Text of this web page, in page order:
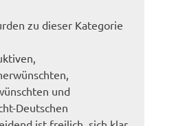
zu dieser Kategorie
und
Deutschen